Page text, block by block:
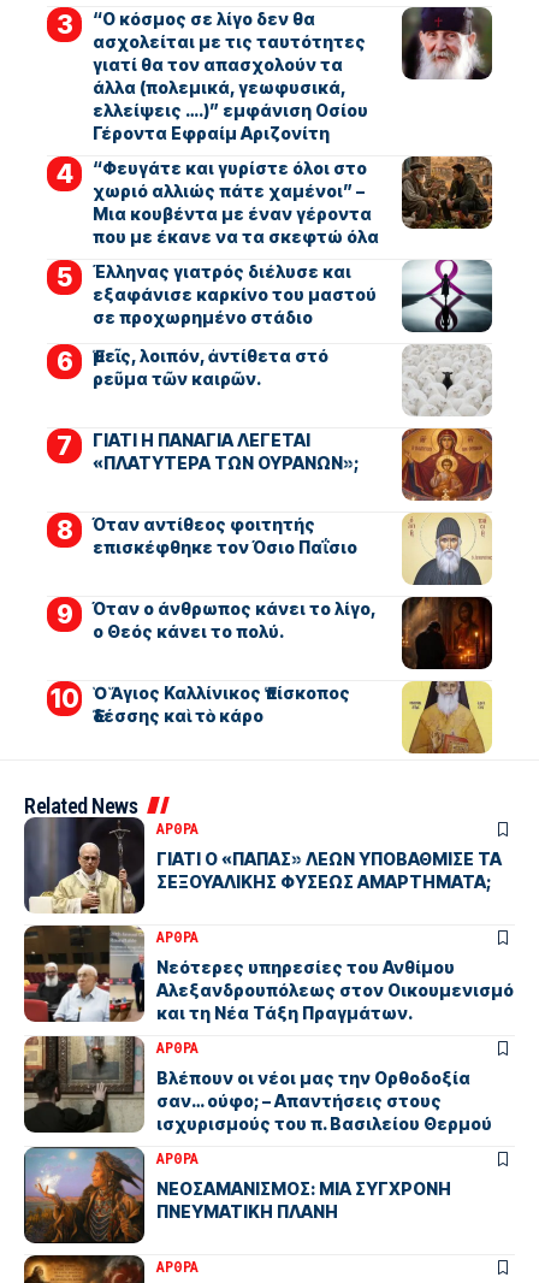
“Ο κόσμος σε λίγο δεν θα
ασχολείται με τις ταυτότητες
γιατί θα τον απασχολούν τα
άλλα (πολεμικά, γεωφυσικά,
ελλείψεις ….)” εμφάνιση Οσίου
Γέροντα Εφραίμ Αριζονίτη
“Φευγάτε και γυρίστε όλοι στο
χωριό αλλιώς πάτε χαμένοι” –
Μια κουβέντα με έναν γέροντα
που με έκανε να τα σκεφτώ όλα
Έλληνας γιατρός διέλυσε και
εξαφάνισε καρκίνο του μαστού
σε προχωρημένο στάδιο
Ἐμεῖς, λοιπόν, ἀντίθετα στό
ρεῦμα τῶν καιρῶν.
ΓΙΑΤΙ Η ΠΑΝΑΓΙΑ ΛΕΓΕΤΑΙ
«ΠΛΑΤΥΤΕΡΑ ΤΩΝ ΟΥΡΑΝΩΝ»;
Όταν αντίθεος φοιτητής
επισκέφθηκε τον Όσιο Παΐσιο
Όταν ο άνθρωπος κάνει το λίγο,
ο Θεός κάνει το πολύ.
Ὁ Ἅγιος Καλλίνικος Ἐπίσκοπος
Ἐδέσσης καὶ τὸ κάρο
Related News
ΑΡΘΡΑ
ΓΙΑΤΙ Ο «ΠΑΠΑΣ» ΛΕΩΝ ΥΠΟΒΑΘΜΙΣΕ ΤΑ
ΣΕΞΟΥΑΛΙΚΗΣ ΦΥΣΕΩΣ ΑΜΑΡΤΗΜΑΤΑ;
ΑΡΘΡΑ
Νεότερες υπηρεσίες του Ανθίμου
Αλεξανδρουπόλεως στον Οικουμενισμό
και τη Νέα Τάξη Πραγμάτων.
ΑΡΘΡΑ
Βλέπουν οι νέοι μας την Ορθοδοξία
σαν… ούφο; – Απαντήσεις στους
ισχυρισμούς του π. Βασιλείου Θερμού
ΑΡΘΡΑ
ΝΕΟΣΑΜΑΝΙΣΜΟΣ: ΜΙΑ ΣΥΓΧΡΟΝΗ
ΠΝΕΥΜΑΤΙΚΗ ΠΛΑΝΗ
ΑΡΘΡΑ